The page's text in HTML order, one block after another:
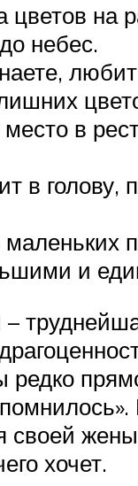
цветов
небес.
в
в
и
своей
хочет.